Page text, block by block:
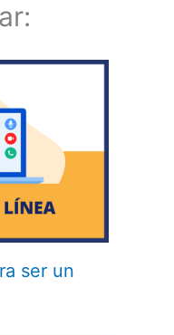
ser un